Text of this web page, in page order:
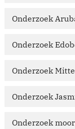
Onderzoek
Onderzoek
Onderzoek Mitte
Onderzoek
Onderzoek